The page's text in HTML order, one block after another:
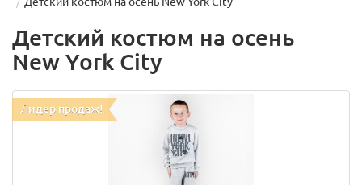
Детский костюм на осень
New York City
Лидер продаж!